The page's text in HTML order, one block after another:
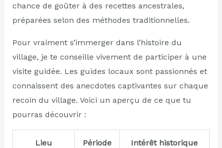
chance de goûter à des recettes ancestrales,
préparées selon des méthodes traditionnelles.
Pour vraiment s’immerger dans l’histoire du
village, je te conseille vivement de participer à une
visite guidée. Les guides locaux sont passionnés et
connaissent des anecdotes captivantes sur chaque
recoin du village. Voici un aperçu de ce que tu
pourras découvrir :
Lieu Période Intérêt historique